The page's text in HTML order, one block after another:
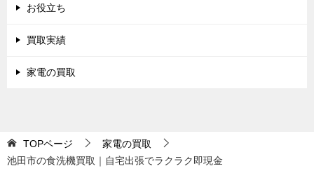
お役立ち
買取実績
家電の買取
TOPページ
家電の買取
池田市の食洗機買取｜自宅出張でラクラク即現金